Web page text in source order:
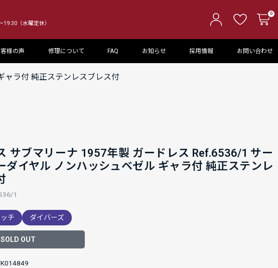
19:30（水曜定休）
0
様の声 修理について FAQ お知らせ 採用情報 お問い合わせ
ャラ付 純正ステンレスブレス付
サブマリーナ 1957年製 ガードレス Ref.6536/1 サー
ダイヤル ノンハッシュベゼル ギャラ付 純正ステンレ
1
チ ダイバーズ
SOLD OUT